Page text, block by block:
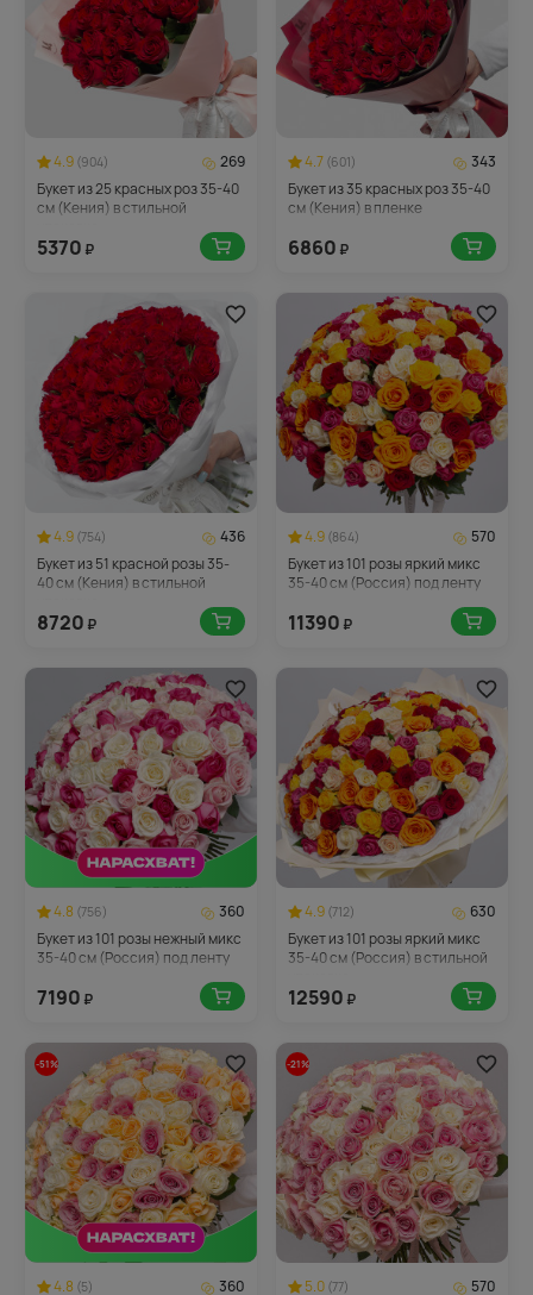
4.9 (904)
269
Букет из 25 красных роз 35-40
см (Кения) в стильной
5370 ₽
4.7 (601)
343
Букет из 35 красных роз 35-40
см (Кения) в пленке
6860 ₽
4.9 (754)
436
Букет из 51 красной розы 35-
40 см (Кения) в стильной
8720 ₽
4.9 (864)
570
Букет из 101 розы яркий микс
35-40 см (Россия) под ленту
11390 ₽
4.8 (756)
360
Букет из 101 розы нежный микс
35-40 см (Россия) под ленту
7190 ₽
4.9 (712)
630
Букет из 101 розы яркий микс
35-40 см (Россия) в стильной
12590 ₽
-51%
4.8 (5)
360
-21%
5.0 (77)
570